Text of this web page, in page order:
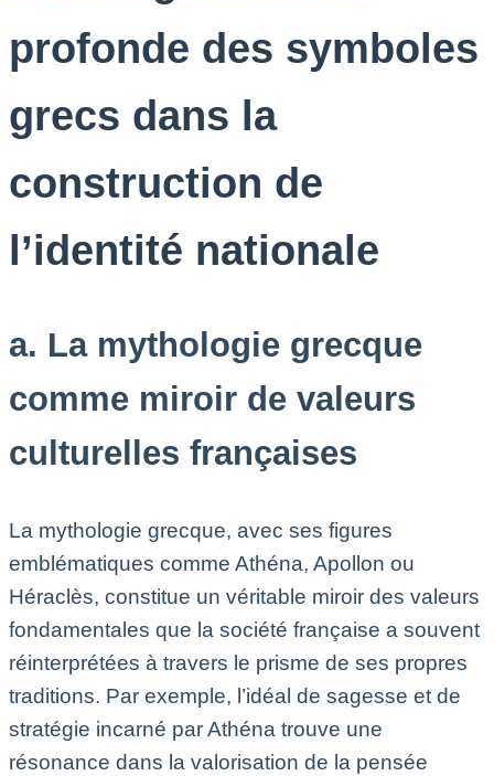
profonde des symboles
grecs dans la
construction de
l’identité nationale
a. La mythologie grecque
comme miroir de valeurs
culturelles françaises
La mythologie grecque, avec ses figures
emblématiques comme Athéna, Apollon ou
Héraclès, constitue un véritable miroir des valeurs
fondamentales que la société française a souvent
réinterprétées à travers le prisme de ses propres
traditions. Par exemple, l’idéal de sagesse et de
stratégie incarné par Athéna trouve une
résonance dans la valorisation de la pensée